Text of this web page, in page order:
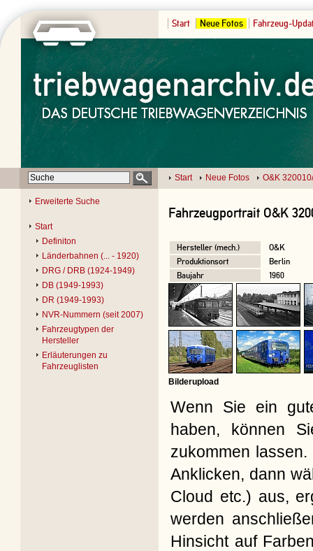
Start Neue Fotos Fahrzeug-
Start Neue Fotos O&K
Erweiterte Suche
Start
Definiton
Länderbahnen (... - 1920)
DRG / DRB (1924-1949)
DB (1949-1993)
DR (1949-1993)
NVR-Nummern (seit 2007)
Fahrzeugtypen der
Hersteller
Erläuterungen zu
Fahrzeuglisten
Fahrzeugportrait O&K
Hersteller (mech.)
O&K
Produktionsort
Berlin
Baujahr
1960
Bilderupload
Wenn Sie ein
haben, können
zukommen
Anklicken, dann
Cloud etc.) aus,
werden
Hinsicht auf